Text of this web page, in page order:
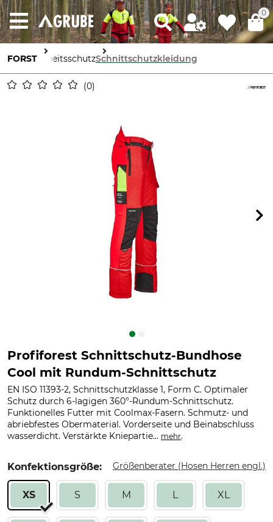
0
FORST ArbeitsschutzSchnittschutzkleidung
0
Profiforest Schnittschutz-Bundhose
Cool mit Rundum-Schnittschutz
EN ISO 11393-2, Schnittschutzklasse 1, Form C. Optimaler
Schutz durch 6-lagigen 360°-Rundum-Schnittschutz.
Funktionelles Futter mit Coolmax-Fasern. Schmutz- und
abriebfestes Obermaterial. Vorderseite und Beinabschluss
wasserdicht. Verstärkte Kniepartie... mehr.
Konfektionsgröße: Größenberater (Hosen Herren engl.)
XS S M L XL